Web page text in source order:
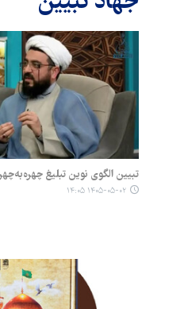
تبیین الگوی نوین تبلیغ
۱۴۰۵-۰۵-۰۲ ۱۴:۰۵